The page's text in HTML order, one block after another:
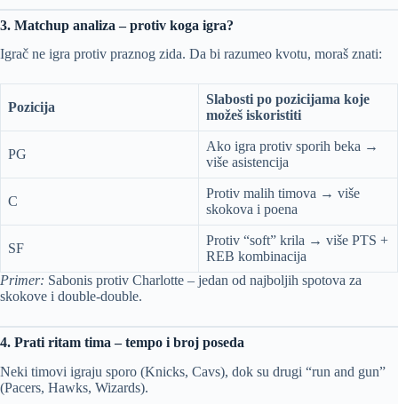
3. Matchup analiza – protiv koga igra?
Igrač ne igra protiv praznog zida. Da bi razumeo kvotu, moraš znati:
Pozicija
Slabosti po pozicijama koje
možeš iskoristiti
PG
Ako igra protiv sporih beka →
više asistencija
C
Protiv malih timova → više
skokova i poena
SF
Protiv “soft” krila → više PTS +
REB kombinacija
Primer: Sabonis protiv Charlotte – jedan od najboljih spotova za
skokove i double-double.
4. Prati ritam tima – tempo i broj poseda
Neki timovi igraju sporo (Knicks, Cavs), dok su drugi “run and gun”
(Pacers, Hawks, Wizards).